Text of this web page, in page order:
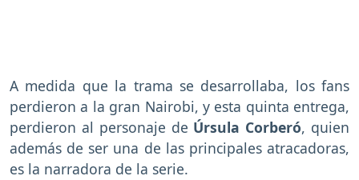
A medida que la trama se desarrollaba, los fans
perdieron a la gran Nairobi, y esta quinta entrega,
perdieron al personaje de Úrsula Corberó, quien
además de ser una de las principales atracadoras,
es la narradora de la serie.